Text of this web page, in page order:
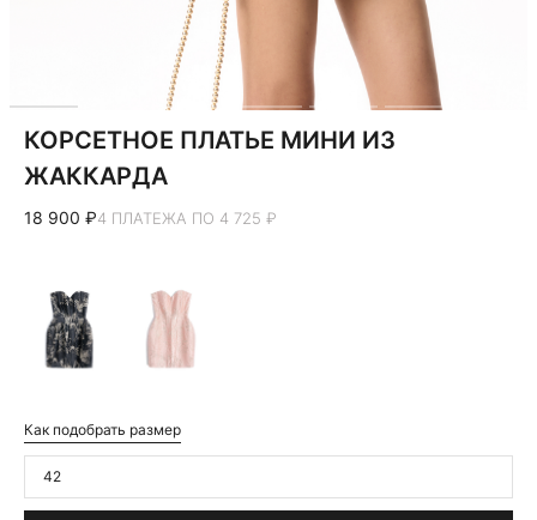
КОРСЕТНОЕ ПЛАТЬЕ МИНИ ИЗ
ЖАККАРДА
18 900 ₽4 ПЛАТЕЖА ПО 4 725 ₽
Как подобрать размер
42